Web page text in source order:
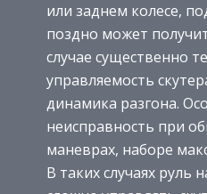
или заднем колесе,
поздно может
случае существенно
управляемость
динамика разгона.
неисправность при
маневрах, наборе
В таких случаях руль